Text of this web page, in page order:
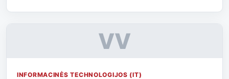
VV
INFORMACINĖS TECHNOLOGIJOS (IT)